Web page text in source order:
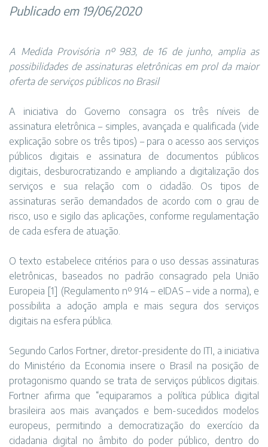
Publicado em 19/06/2020
A Medida Provisória nº 983, de 16 de junho, amplia as
possibilidades de assinaturas eletrônicas em prol da maior
oferta de serviços públicos no Brasil
A iniciativa do Governo consagra os três níveis de
assinatura eletrônica – simples, avançada e qualificada (vide
explicação sobre os três tipos) – para o acesso aos serviços
públicos digitais e assinatura de documentos públicos
digitais, desburocratizando e ampliando a digitalização dos
serviços e sua relação com o cidadão. Os tipos de
assinaturas serão demandados de acordo com o grau de
risco, uso e sigilo das aplicações, conforme regulamentação
de cada esfera de atuação.
O texto estabelece critérios para o uso dessas assinaturas
eletrônicas, baseados no padrão consagrado pela União
Europeia [1] (Regulamento nº 914 – eIDAS – vide a norma), e
possibilita a adoção ampla e mais segura dos serviços
digitais na esfera pública.
Segundo Carlos Fortner, diretor-presidente do ITI, a iniciativa
do Ministério da Economia insere o Brasil na posição de
protagonismo quando se trata de serviços públicos digitais.
Fortner afirma que “equiparamos a política pública digital
brasileira aos mais avançados e bem-sucedidos modelos
europeus, permitindo a democratização do exercício da
cidadania digital no âmbito do poder público, dentro do